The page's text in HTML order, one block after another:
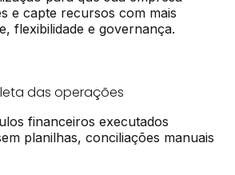
e capte recursos com mais
flexibilidade e governança.
das operações
financeiros executados
planilhas, conciliações manuais